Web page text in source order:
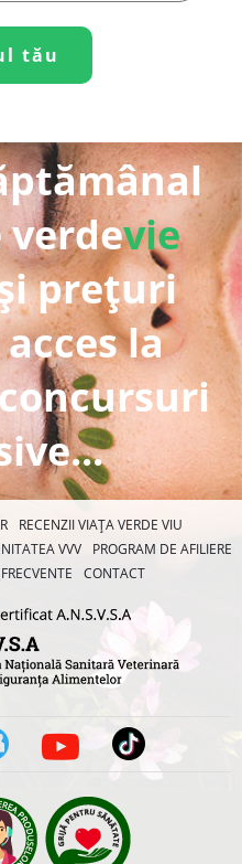
vie
prețuri
la
RECENZII VIAȚA VERDE VIU
VVV
PROGRAM DE AFILIERE
CONTACT